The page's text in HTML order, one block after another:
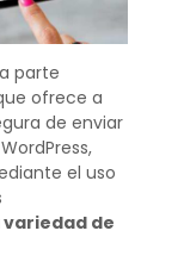
parte
ofrece a
de enviar
el uso
de